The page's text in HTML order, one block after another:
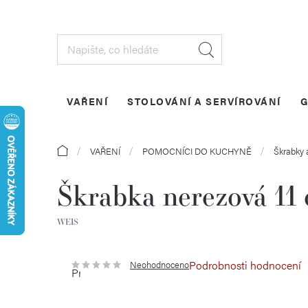
VAŘENÍ STOLOVÁNÍ A SERVÍROVÁNÍ
DomůVAŘENÍ POMOCNÍCI DO KUCHYNĚ Škrabky
Škrabka nerezová 11
WEIS
Průměrné
hodnocení
NeohodnocenoPodrobnosti hodnocení